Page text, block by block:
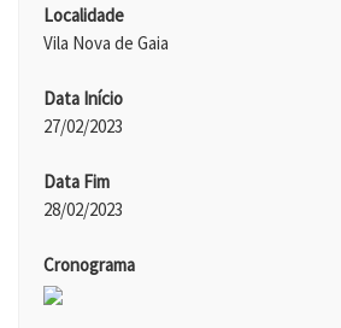
Localidade
Vila Nova de Gaia
Data Início
27/02/2023
Data Fim
28/02/2023
Cronograma